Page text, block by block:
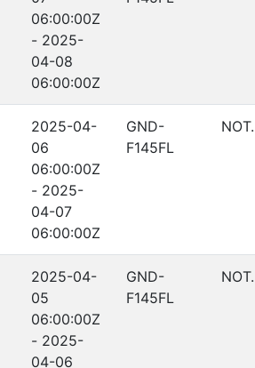
06:00:00Z
- 2025-
04-08
06:00:00Z
2025-04-
06
06:00:00Z
- 2025-
04-07
06:00:00Z
GND-
F145FL
2025-04-
05
06:00:00Z
- 2025-
04-06
GND-
F145FL